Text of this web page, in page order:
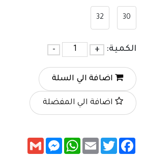
30
32
الكمية: +
-
اضافة الي السلة
اضافة الي المفضلة
Facebook
Twitter
Email
WhatsApp
Messenger
Gmail